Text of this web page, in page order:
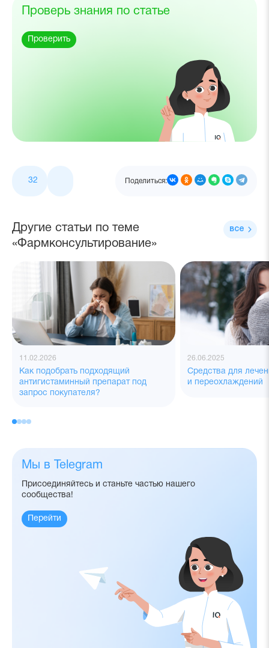
Проверь знания по статье
Проверить
32 Поделиться:
Другие статьи по теме
«Фармконсультирование»
все
11.02.2026
Как подобрать подходящий
антигистаминный препарат под
запрос покупателя?
26.06.2025
Средства для
и переохлаждений
Мы в Telegram
Присоединяйтесь и станьте частью нашего
сообщества!
Перейти